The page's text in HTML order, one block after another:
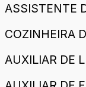
ASSISTENTE
COZINHEIRA
AUXILIAR DE